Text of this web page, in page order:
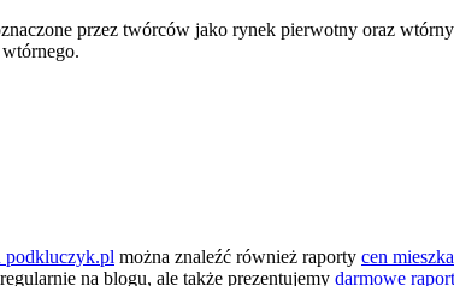
przez twórców jako rynek pierwotny oraz
podkluczyk.pl można znaleźć również raporty cen
na blogu, ale także prezentujemy darmowe